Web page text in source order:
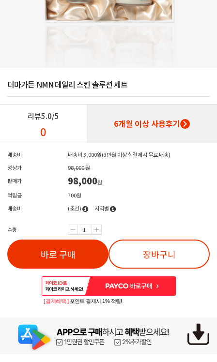
더마가든 NMN 데일리 스킨 솔루션 세트
리뷰5.0/5
0 6개월 이상 사용후기
배송비
배송비 3,000원(3만원 이상 실결제시 무료 배송)
정상가
98,000 원
판매가
98,000원
적립금
700원
배송비
(조건) 지역별
수량
바로 구매 장바구니
[ 결제혜택 ] 포인트 결제시 1% 적립!